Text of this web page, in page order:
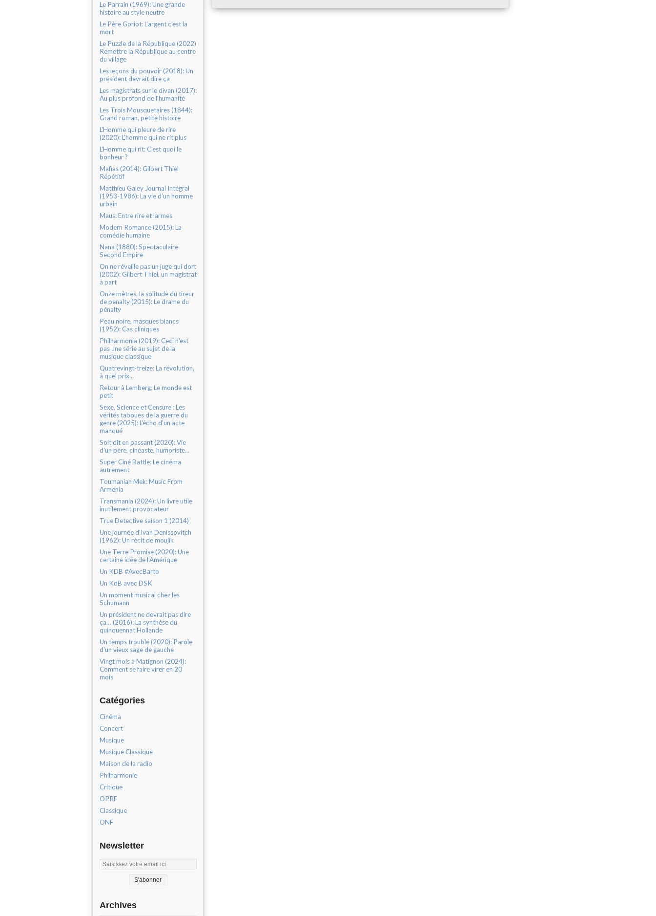
Le Parrain (1969): Une grande
histoire au style neutre
Le Père Goriot: L'argent c'est la
mort
Le Puzzle de la République (2022)
Remettre la République au centre
du village
Les leçons du pouvoir (2018): Un
président devrait dire ça
Les magistrats sur le divan (2017):
Au plus profond de l'humanité
Les Trois Mousquetaires (1844):
Grand roman, petite histoire
L'Homme qui pleure de rire
(2020): L’homme qui ne rit plus
L'Homme qui rit: C'est quoi le
bonheur ?
Mafias (2014): Gilbert Thiel
Répétitif
Matthieu Galey Journal Intégral
(1953-1986): La vie d’un homme
urbain
Maus: Entre rire et larmes
Modern Romance (2015): La
comédie humaine
Nana (1880): Spectaculaire
Second Empire
On ne réveille pas un juge qui dort
(2002): Gilbert Thiel, un magistrat
à part
Onze mètres, la solitude du tireur
de penalty (2015): Le drame du
pénalty
Peau noire, masques blancs
(1952): Cas cliniques
Philharmonia (2019): Ceci n'est
pas une série au sujet de la
musique classique
Quatrevingt-treize: La révolution,
à quel prix...
Retour à Lemberg: Le monde est
petit
Sexe, Science et Censure : Les
vérités taboues de la guerre du
genre (2025): L'écho d'un acte
manqué
Soit dit en passant (2020): Vie
d'un père, cinéaste, humoriste...
Super Ciné Battle: Le cinéma
autrement
Toumanian Mek: Music From
Armenia
Transmania (2024): Un livre utile
inutilement provocateur
True Detective saison 1 (2014)
Une journée d'Ivan Denissovitch
(1962): Un récit de moujik
Une Terre Promise (2020): Une
certaine idée de l’Amérique
Un KDB #AvecBarto
Un KdB avec DSK
Un moment musical chez les
Schumann
Un président ne devrait pas dire
ça… (2016): La synthèse du
quinquennat Hollande
Un temps troublé (2020): Parole
d'un vieux sage de gauche
Vingt mois à Matignon (2024):
Comment se faire virer en 20
mois
Catégories
Cinéma
Concert
Musique
Musique Classique
Maison de la radio
Philharmonie
Critique
OPRF
Classique
ONF
Newsletter
Archives